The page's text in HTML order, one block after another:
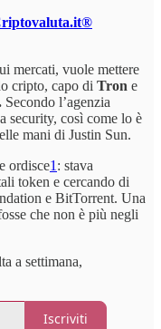
mercati, vuole mettere
cripto, capo di Tron e
Secondo l’agenzia
security, così come lo è
mani di Justin Sun.
ordisce1 : stava
token e cercando di
e BitTorrent. Una
che non è più negli
a settimana,
Iscriviti